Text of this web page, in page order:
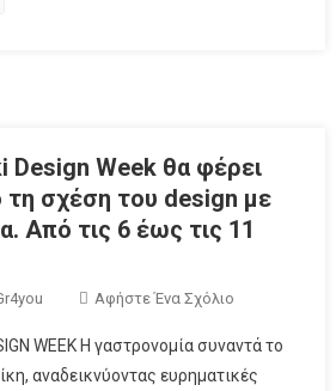
Design Week θα φέρει
τη σχέση του design με
Από τις 6 έως τις 11
Αφήστε Ένα Σχόλιο
WEEK Η γαστρονομία συναντά το
αναδεικνύοντας ευρηματικές